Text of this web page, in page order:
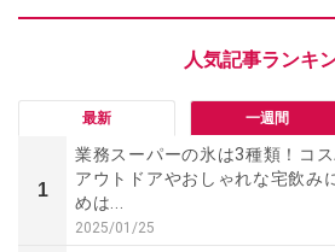
最新 一週間
1
業務スーパーの氷は3種類！コ
アウトドアやおしゃれな宅飲み
めは...
2025/01/25